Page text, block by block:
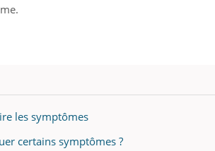
les symptômes
certains symptômes ?